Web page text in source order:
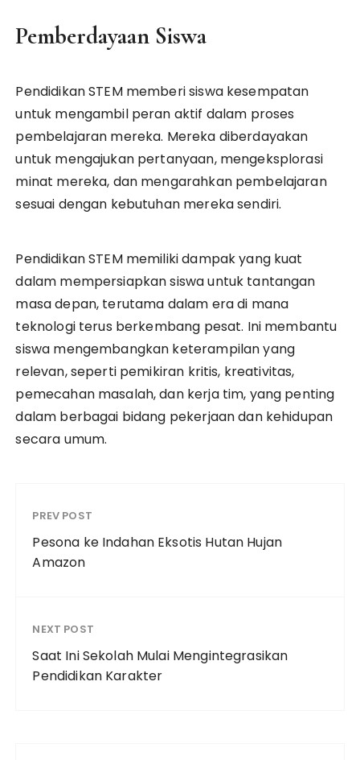
Pemberdayaan Siswa
Pendidikan STEM memberi siswa kesempatan
untuk mengambil peran aktif dalam proses
pembelajaran mereka. Mereka diberdayakan
untuk mengajukan pertanyaan, mengeksplorasi
minat mereka, dan mengarahkan pembelajaran
sesuai dengan kebutuhan mereka sendiri.
Pendidikan STEM memiliki dampak yang kuat
dalam mempersiapkan siswa untuk tantangan
masa depan, terutama dalam era di mana
teknologi terus berkembang pesat. Ini membantu
siswa mengembangkan keterampilan yang
relevan, seperti pemikiran kritis, kreativitas,
pemecahan masalah, dan kerja tim, yang penting
dalam berbagai bidang pekerjaan dan kehidupan
secara umum.
PREV POST
Pesona ke Indahan Eksotis Hutan Hujan
Amazon
NEXT POST
Saat Ini Sekolah Mulai Mengintegrasikan
Pendidikan Karakter